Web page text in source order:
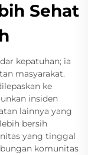
Sehat
kepatuhan; ia
masyarakat.
ke
insiden
lainnya yang
bersih
yang tinggal
komunitas